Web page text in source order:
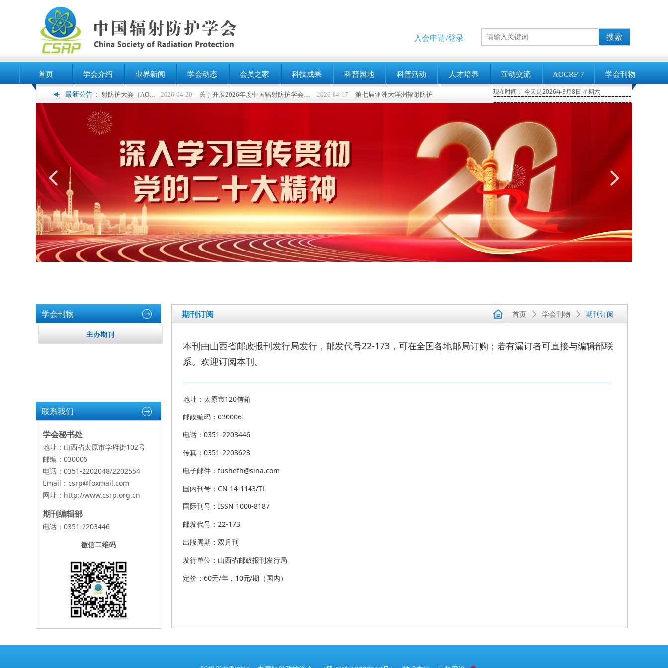
搜索
首页 学会介绍 业界新闻 学会动态 会员之家 科技成果 科普园地 科普活动 人才培养 互动交流 AOCRP-7 学会刊物
入会申请/登录
最新公告： 2026-04-20
第七届亚洲大洋洲辐射防护大会（AOCRP-7）暨中国辐射防护学会2026年学术年会征文通知（第二轮） 2026-04-17
关于开展2026年度中国辐射防护学会科学技术奖申报工作的通知 2026-01-25
第15届国际辐射屏蔽大会（ICRS15）征稿进行中
现在时间： 今天是2026年8月8日 星期六
넳 넲
学会刊物
联系我们
学会秘书处
地址：山西省太原市学府街102号
邮编：030006
电话：0351-2202048/2202554
Email：csrp@foxmail.com
网址： http://www.csrp.org.cn
期刊编辑部
电话：0351-2203446
微信二维码
期刊订阅 首页 ꄲ 学会刊物 ꄲ 期刊订阅
本刊由山西省邮政报刊发行局发行，邮发代号22-173，可在全国各地邮局订购；若有漏订者可直接与编辑部联
系。欢迎订阅本刊。
地址：太原市120信箱
邮政编码：030006
电话：0351-2203446
传真：0351-2203623
电子邮件：fushefh@sina.com
国内刊号：CN 14-1143/TL
国际刊号：ISSN 1000-8187
邮发代号：22-173
出版周期：双月刊
发行单位：山西省邮政报刊发行局
定价：60元/年，10元/期（国内）
主办期刊